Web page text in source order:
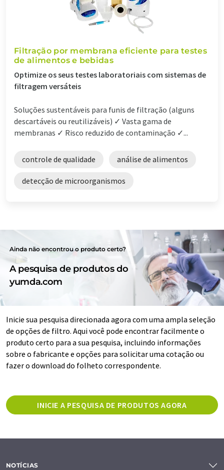
Filtração por membrana eficiente para testes
de alimentos e bebidas
Optimize os seus testes laboratoriais com sistemas de
filtragem versáteis
Soluções sustentáveis para funis de filtração (alguns
descartáveis ou reutilizáveis) ✓ Vasta gama de
membranas ✓ Risco reduzido de contaminação ✓...
controle de qualidade análise de alimentos
detecção de microorganismos
Ainda não encontrou o produto certo?
A pesquisa de produtos do
yumda.com
Inicie sua pesquisa direcionada agora com uma ampla seleção
de opções de filtro. Aqui você pode encontrar facilmente o
produto certo para a sua pesquisa, incluindo informações
sobre o fabricante e opções para solicitar uma cotação ou
fazer o download do folheto correspondente.
INICIE A PESQUISA DE PRODUTOS AGORA
NOTÍCIAS